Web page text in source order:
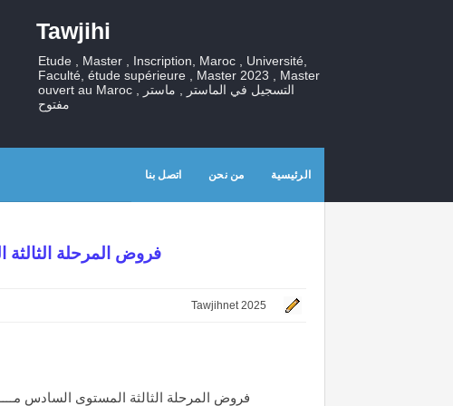
Tawjihi
Etude , Master , Inscription, Maroc , Université,
Faculté, étude supérieure , Master 2023 , Master
ouvert au Maroc , التسجيل في الماستر , ماستر
مفتوح
الرئيسية من نحن اتصل بنا
فروض المرحلة الثالثة
Tawjihnet 2025
فروض المرحلة الثالثة المستوى السادس